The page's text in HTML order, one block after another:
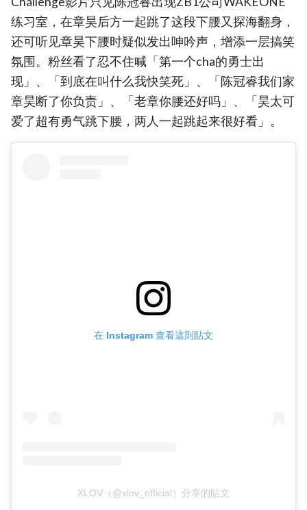
练习室，在章昊后方一起跳了这段下腰又探海翻身，
还可听见章昊下腰时疑似发出呻吟声，增添一层搞笑
氛围。粉丝看了忍不住喊「第一个cha的勇士出
现」、「到底在叫什么我快笑死」、「陈冠睿我们家
章昊断了你负责」、「老章你腰还好吗」、「昊太可
爱了超有勇气跳下腰，两人一起跳起来很好看」。
在 Instagram 查看這則貼文
XLOV（@xlov_official）分享的貼文